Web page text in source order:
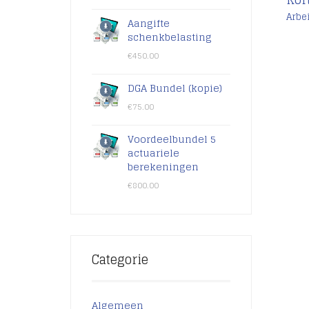
Aangifte
schenkbelasting
€450.00
DGA Bundel (kopie)
€75.00
Voordeelbundel 5
actuariele
berekeningen
€800.00
Categorie
Algemeen